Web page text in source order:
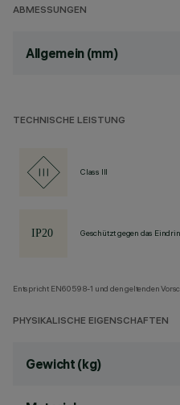
ABMESSUNGEN
Allgemein (mm)
TECHNISCHE LEISTUNG
Class III
Geschützt gegen das
Entspricht EN60598-1 und den geltenden
PHYSIKALISCHE EIGENSCHAFTEN
Gewicht (kg)